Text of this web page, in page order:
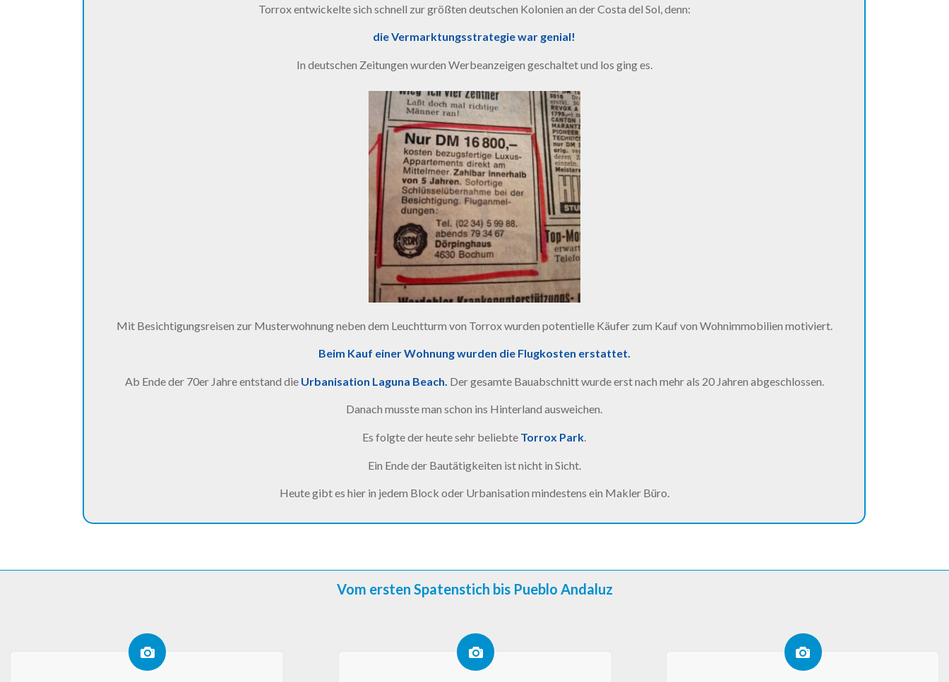
Torrox entwickelte sich schnell zur größten deutschen Kolonien an der Costa del Sol, denn:
die Vermarktungsstrategie war genial!
In deutschen Zeitungen wurden Werbeanzeigen geschaltet und los ging es.
Mit Besichtigungsreisen zur Musterwohnung neben dem Leuchtturm von Torrox wurden potentielle Käufer zum Kauf von Wohnimmobilien motiviert.
Beim Kauf einer Wohnung wurden die Flugkosten erstattet.
Ab Ende der 70er Jahre entstand die Urbanisation Laguna Beach. Der gesamte Bauabschnitt wurde erst nach mehr als 20 Jahren abgeschlossen.
Danach musste man schon ins Hinterland ausweichen.
Es folgte der heute sehr beliebte Torrox Park.
Ein Ende der Bautätigkeiten ist nicht in Sicht.
Heute gibt es hier in jedem Block oder Urbanisation mindestens ein Makler Büro.
Vom ersten Spatenstich bis Pueblo Andaluz